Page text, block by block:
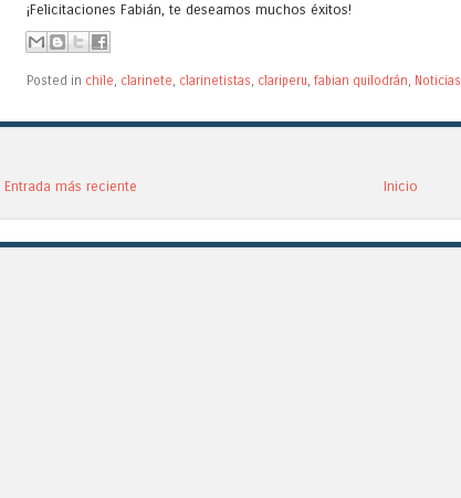
¡Felicitaciones Fabián, te deseamos muchos éxitos!
Posted in chile clarinete clarinetistas clariperu fabian quilodrán Noticias
Entrada más reciente Inicio